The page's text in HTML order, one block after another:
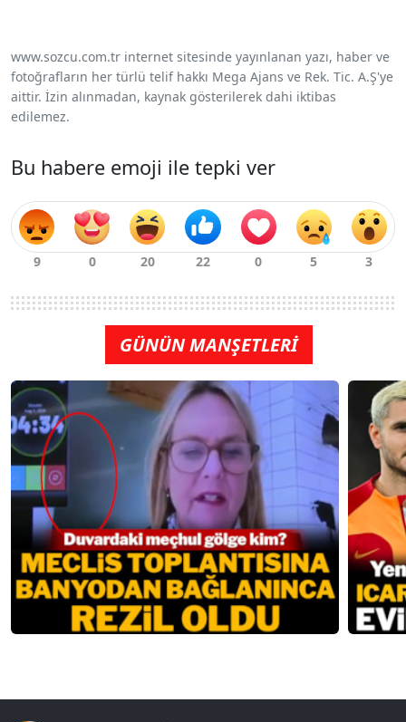
www.sozcu.com.tr internet sitesinde yayınlanan yazı, haber ve
fotoğrafların her türlü telif hakkı Mega Ajans ve Rek. Tic. A.Ş'ye
aittir. İzin alınmadan, kaynak gösterilerek dahi iktibas
edilemez.
Bu habere emoji ile tepki ver
GÜNÜN MANŞETLERİ